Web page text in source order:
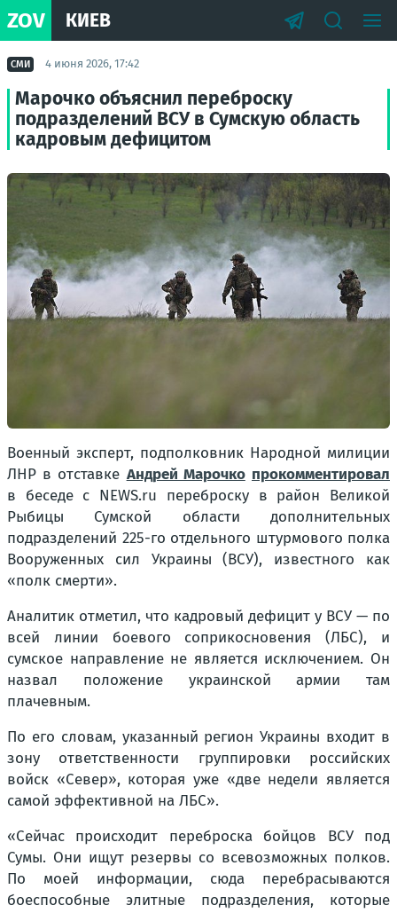
ZOV КИЕВ
СМИ 4 июня 2026, 17:42
Марочко объяснил переброску
подразделений ВСУ в Сумскую область
кадровым дефицитом
Военный эксперт, подполковник Народной милиции
ЛНР в отставке Андрей Марочко прокомментировал
в беседе с NEWS.ru переброску в район Великой
Рыбицы Сумской области дополнительных
подразделений 225-го отдельного штурмового полка
Вооруженных сил Украины (ВСУ), известного как
«полк смерти».
Аналитик отметил, что кадровый дефицит у ВСУ — по
всей линии боевого соприкосновения (ЛБС), и
сумское направление не является исключением. Он
назвал положение украинской армии там
плачевным.
По его словам, указанный регион Украины входит в
зону ответственности группировки российских
войск «Север», которая уже «две недели является
самой эффективной на ЛБС».
«Сейчас происходит переброска бойцов ВСУ под
Сумы. Они ищут резервы со всевозможных полков.
По моей информации, сюда перебрасываются
боеспособные элитные подразделения, которые